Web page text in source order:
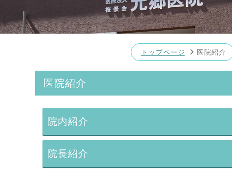
トップページ 医院紹介
医院紹介
院内紹介
院長紹介